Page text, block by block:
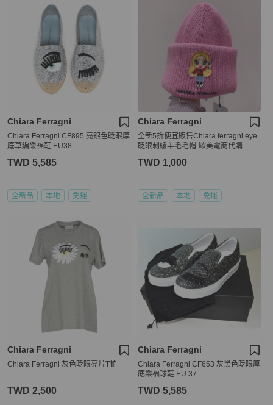
Chiara Ferragni
Chiara Ferragni CF895 亮銀色眨眼厚
底草編樂福鞋 EU38
TWD 5,585
全新品 本地 免運
Chiara Ferragni
全新5折便宜販售Chiara ferragni eye
眨眼刺繡羊毛毛帽-歐美電商代購
TWD 1,000
全新品 本地 免運
Chiara Ferragni
Chiara Ferragni 灰色眨眼亮片T恤
TWD 2,500
Chiara Ferragni
Chiara Ferragni CF653 灰黑色眨眼厚
底樂福球鞋 EU 37
TWD 5,585